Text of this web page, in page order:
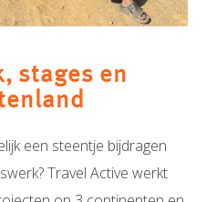
stages en
een steentje bijdragen
Travel Active werkt